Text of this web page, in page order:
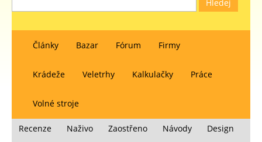
Články Bazar Fórum Firmy
Krádeže Veletrhy Kalkulačky Práce
Volné stroje
Recenze Naživo Zaostřeno Návody
Design